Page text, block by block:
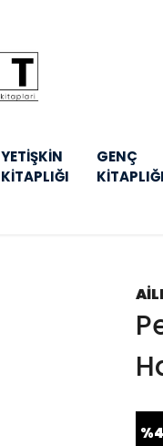
YETİŞKİN
KİTAPLIĞI
GENÇ
KİTAPLIĞI
%